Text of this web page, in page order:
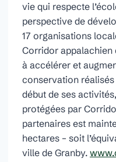
vie qui respecte
perspective de
17 organisations
Corridor appalachien
à accélérer et
conservation
début de ses
protégées par
partenaires est
hectares – soit
ville de Granby.